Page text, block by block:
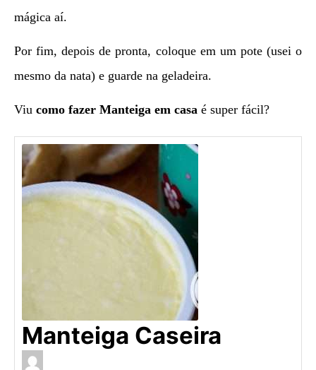
mágica aí.
Por fim, depois de pronta, coloque em um pote (usei o
mesmo da nata) e guarde na geladeira.
Viu como fazer Manteiga em casa é super fácil?
Manteiga Caseira